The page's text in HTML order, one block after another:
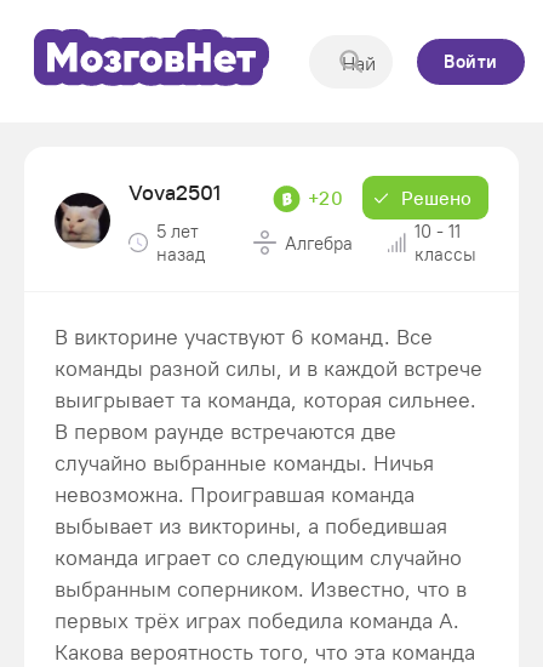
Войти
Vova2501 +20 Решено
5 лет
назад
Алгебра
10 - 11
классы
В викторине участвуют 6 команд. Все
команды разной силы, и в каждой встрече
выигрывает та команда, которая сильнее.
В первом раунде встречаются две
случайно выбранные команды. Ничья
невозможна. Проигравшая команда
выбывает из викторины, а победившая
команда играет со следующим случайно
выбранным соперником. Известно, что в
первых трёх играх победила команда А.
Какова вероятность того, что эта команда